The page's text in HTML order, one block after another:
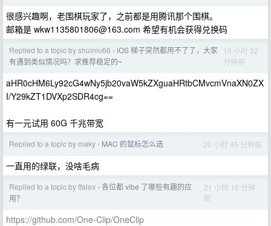
很感兴趣啊，老围棋玩家了，之前都是用腾讯那个围棋。
邮箱是 wkw1135801806@163.com 希望有机会获得兑换码
Replied to a topic by shuiniu66 › iOS 梯子突然都用不了了，大家
有遇到类似情况吗？求推荐稳定的~
19 小时 32
分钟前
aHR0cHM6Ly92cG4wNy5jb20vaW5kZXguaHRtbCMvcmVnaXN0ZX
I/Y29kZT1DVXp2SDR4cg==
有一元试用 60G 千兆带宽
Replied to a topic by maky › MAC 的鼠标怎么选 20 小时 45 分钟前
一直用的绿联，没啥毛病
Replied to a topic by ffalex › 各位都 vibe 了哪些有趣的应
用？
21 小时 16 分钟
前
https://github.com/One-Clip/OneClip